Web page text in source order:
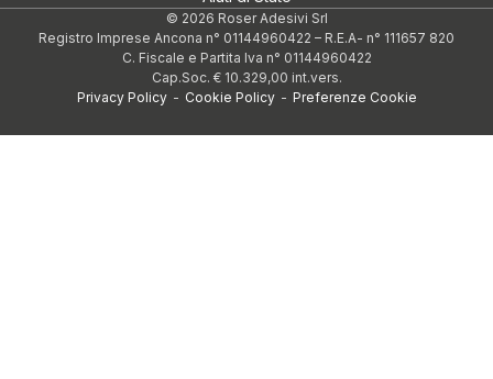
© 2026 Roser Adesivi Srl
Registro Imprese Ancona n° 01144960422 – R.E.A- n° 111657 820
C. Fiscale e Partita Iva n° 01144960422
Cap.Soc. € 10.329,00 int.vers.
Preferenze Cookie
-
Cookie Policy
-
Privacy Policy